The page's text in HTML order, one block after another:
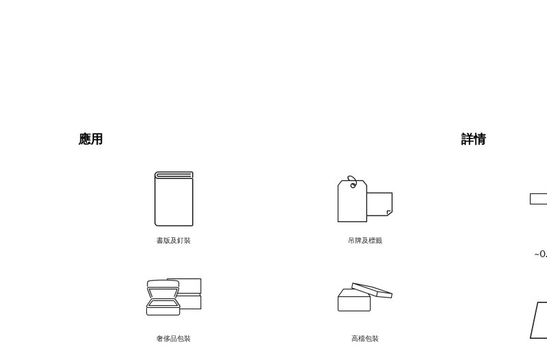
應用
書版及釘裝 吊牌及標籤
奢侈品包裝 高檔包裝
詳情